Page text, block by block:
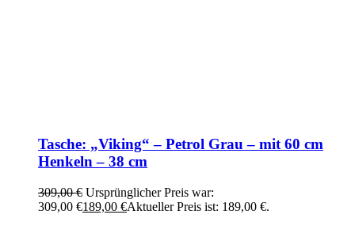
Tasche: „Viking“ – Petrol Grau – mit 60 cm
Henkeln – 38 cm
309,00€ Ursprünglicher Preis war:
309,00 €189,00 €Aktueller Preis ist: 189,00 €.